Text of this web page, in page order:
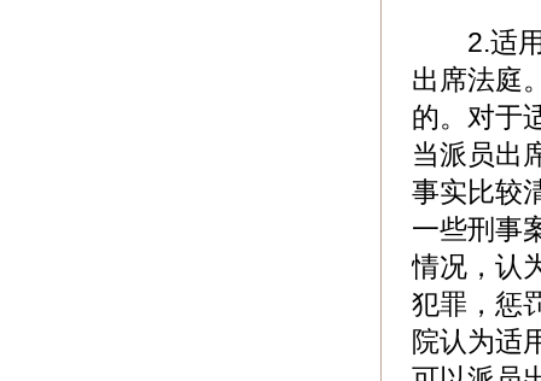
2.适用
出席法庭
的。对于
当派员出
事实比较
一些刑事
情况，认
犯罪，惩
院认为适